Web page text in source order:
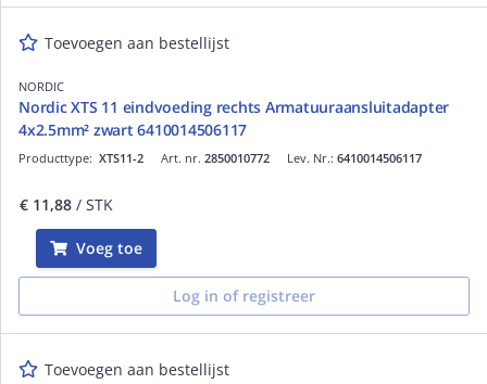
Toevoegen aan bestellijst
NORDIC
Nordic XTS 11 eindvoeding rechts Armatuuraansluitadapter
4x2.5mm² zwart 6410014506117
Art. nr. 2850010772
Producttype: XTS11-2 Lev. Nr.: 6410014506117
€ 11,88 / STK
Voeg toe
Log in of registreer
Toevoegen aan bestellijst